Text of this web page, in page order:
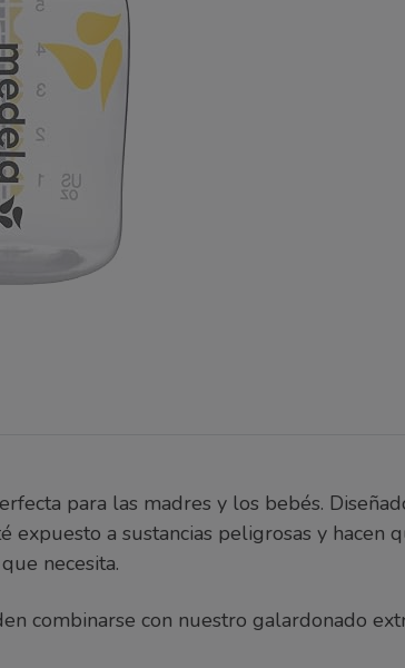
para las madres y los bebés.
a sustancias peligrosas y hacen
necesita.
combinarse con nuestro galardonado